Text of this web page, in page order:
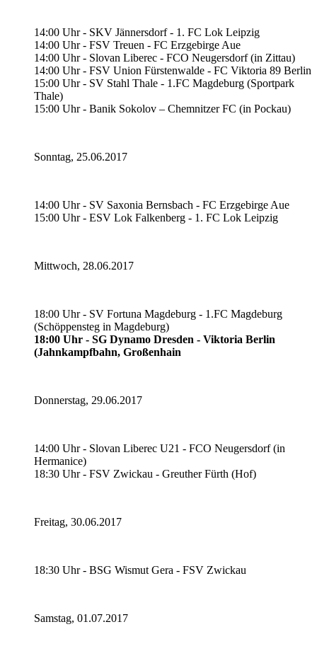
14:00 Uhr - SKV Jännersdorf - 1. FC Lok Leipzig
14:00 Uhr - FSV Treuen - FC Erzgebirge Aue
14:00 Uhr - Slovan Liberec - FCO Neugersdorf (in Zittau)
14:00 Uhr - FSV Union Fürstenwalde - FC Viktoria 89 Berlin
15:00 Uhr - SV Stahl Thale - 1.FC Magdeburg (Sportpark
Thale)
15:00 Uhr - Banik Sokolov – Chemnitzer FC (in Pockau)
Sonntag, 25.06.2017
14:00 Uhr - SV Saxonia Bernsbach - FC Erzgebirge Aue
15:00 Uhr - ESV Lok Falkenberg - 1. FC Lok Leipzig
Mittwoch, 28.06.2017
18:00 Uhr - SV Fortuna Magdeburg - 1.FC Magdeburg
(Schöppensteg in Magdeburg)
18:00 Uhr - SG Dynamo Dresden - Viktoria Berlin
(Jahnkampfbahn, Großenhain
Donnerstag, 29.06.2017
14:00 Uhr - Slovan Liberec U21 - FCO Neugersdorf (in
Hermanice)
18:30 Uhr - FSV Zwickau - Greuther Fürth (Hof)
Freitag, 30.06.2017
18:30 Uhr - BSG Wismut Gera - FSV Zwickau
Samstag, 01.07.2017